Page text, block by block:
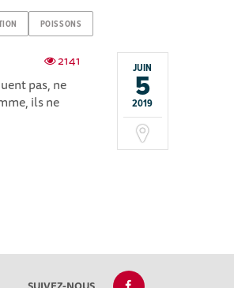
POISSONS
JUIN
5
2019
2141
pas, ne
ils ne